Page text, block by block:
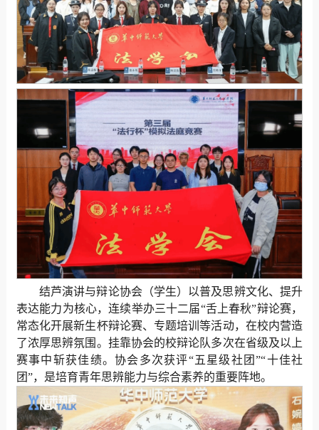
结芦演讲与辩论协会（学生）以普及思辨文化、提升
表达能力为核心，连续举办三十二届“舌上春秋”辩论赛，
常态化开展新生杯辩论赛、专题培训等活动，在校内营造
了浓厚思辨氛围。挂靠协会的校辩论队多次在省级及以上
赛事中斩获佳绩。协会多次获评“五星级社团”“十佳社
团”，是培育青年思辨能力与综合素养的重要阵地。